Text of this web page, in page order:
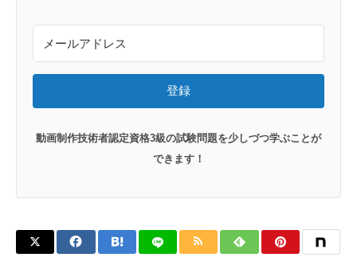
登録
動画制作技術者認定資格3級の試験問題を少しづつ学ぶことが
できます！